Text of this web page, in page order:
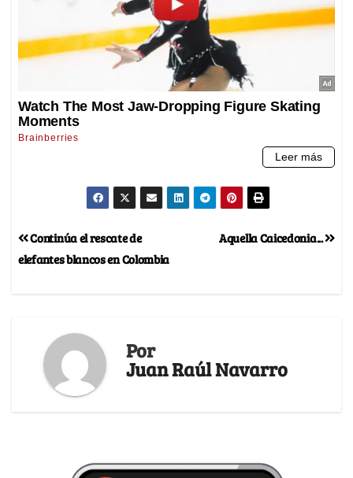
Aquella Caicedonia...
Continúa el rescate de
elefantes blancos en Colombia
Por
Juan Raúl Navarro